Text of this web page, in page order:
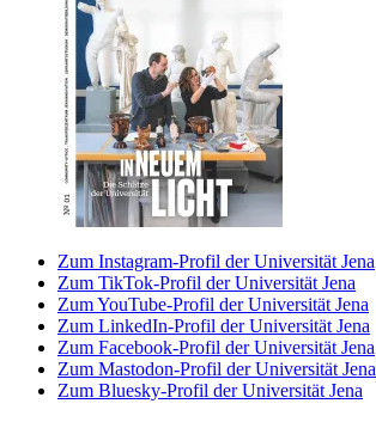
Zum Instagram-Profil der Universität Jena
Zum TikTok-Profil der Universität Jena
Zum YouTube-Profil der Universität Jena
Zum LinkedIn-Profil der Universität Jena
Zum Facebook-Profil der Universität Jena
Zum Mastodon-Profil der Universität Jena
Zum Bluesky-Profil der Universität Jena